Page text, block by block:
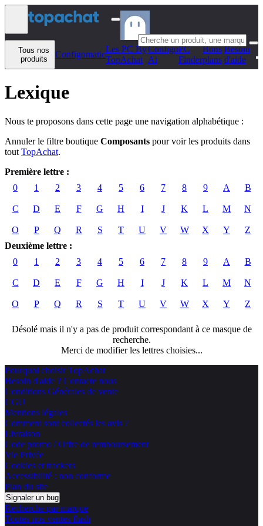
Aller au contenu
Tous nos
produits
Configomatic
Les PC By
TopAchat
Configo
Ai
PC
Finder
Bons
plans
Besoin
d'aide
Lexique
Nous te proposons dans cette page une navigation alphabétique :
Annuler le filtre boutique Composants pour voir les produits dans
tout TopAchat.
Première lettre :
0
1 2 3 4 5 6 7 8 9 A B
C D E F G H I J K L M N
O P Q R S T U V W X Y
Z
Deuxième lettre :
0
1 2 3 4 5 6 7 8 9 A B
C D E F G H I J K L M N
O P Q R S T U V W X Y Z
Désolé mais il n'y a pas de produit correspondant à ce masque de
recherche.
Merci de modifier les lettres choisies...
Pourquoi choisir TopAchat
Besoin d'aide ? Contacte nous
Conditions Générales de vente
CGU
Mentions légales
Comment sont collectés les avis ?
Livraison
Code promo / Offre de remboursement
Vie Privée
Cookies et trackers
Accessibilité : non conforme
Plan du site
Signaler un bug
Recherche par marque
Toutes nos ventes flash